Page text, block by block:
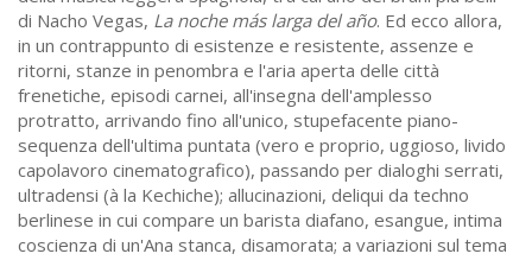
di Nacho Vegas, La noche más larga del año. Ed ecco allora,
in un contrappunto di esistenze e resistente, assenze e
ritorni, stanze in penombra e l'aria aperta delle città
frenetiche, episodi carnei, all'insegna dell'amplesso
protratto, arrivando fino all'unico, stupefacente piano-
sequenza dell'ultima puntata (vero e proprio, uggioso, livido
capolavoro cinematografico), passando per dialoghi serrati,
ultradensi (à la Kechiche); allucinazioni, deliqui da techno
berlinese in cui compare un barista diafano, esangue, intima
coscienza di un'Ana stanca, disamorata; a variazioni sul tema